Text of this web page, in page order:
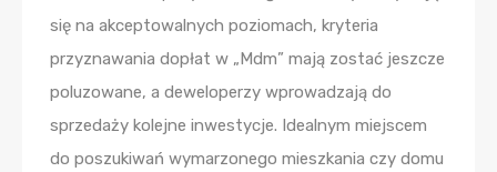
się na akceptowalnych poziomach, kryteria
przyznawania dopłat w „Mdm” mają zostać jeszcze
poluzowane, a deweloperzy wprowadzają do
sprzedaży kolejne inwestycje. Idealnym miejscem
do poszukiwań wymarzonego mieszkania czy domu